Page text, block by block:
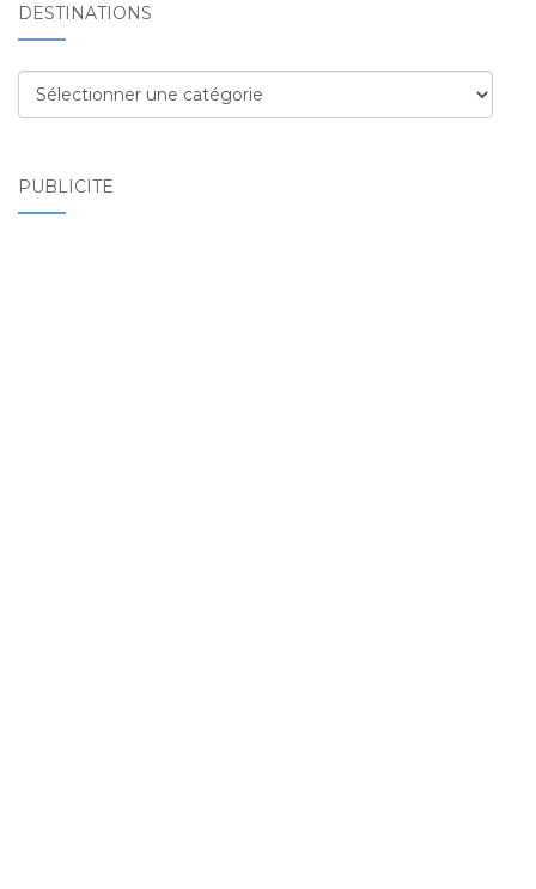
DESTINATIONS
Destinations
PUBLICITÉ